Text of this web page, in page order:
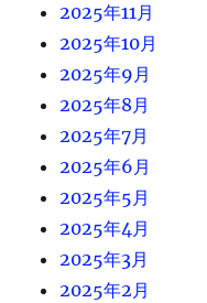
2025年11月
2025年10月
2025年9月
2025年8月
2025年7月
2025年6月
2025年5月
2025年4月
2025年3月
2025年2月